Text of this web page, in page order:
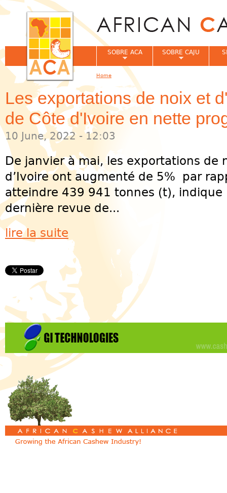
Les exportations de noix et
de Côte d'Ivoire en nette
10 June, 2022 - 12:03
De janvier à mai, les exportations de
d’Ivoire ont augmenté de 5% par
atteindre 439 941 tonnes (t), indique
dernière revue de...
lire la suite
SOBRE ACA SOBRE CAJU
You are here
Home